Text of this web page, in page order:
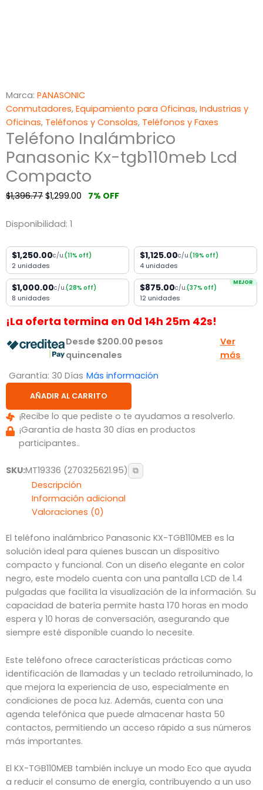
Marca: PANASONIC
Conmutadores, Equipamiento para Oficinas, Industrias y
Oficinas, Teléfonos y Consolas, Teléfonos y Faxes
Teléfono Inalámbrico
Panasonic Kx-tgb110meb Lcd
Compacto
$1,396.77 $1,299.00 7% OFF
Disponibilidad: 1
$1,250.00c/u.(11% off)
2 unidades
$1,125.00c/u.(19% off)
4 unidades
$1,000.00c/u.(28% off)
8 unidades
MEJOR
$875.00c/u.(37% off)
12 unidades
¡La oferta termina en 0d 14h 25m 42s!
Desde $200.00 pesos
quincenales
Ver
más
Garantía: 30 Días Más información
AÑADIR AL CARRITO
¡Recibe lo que pediste o te ayudamos a resolverlo.
¡Garantía de hasta 30 días en productos
participantes..
SKU:MT19336 (270325621.95) ⧉
Descripción
Información adicional
Valoraciones (0)
El teléfono inalámbrico Panasonic KX-TGB110MEB es la
solución ideal para quienes buscan un dispositivo
compacto y funcional. Con un diseño elegante en color
negro, este modelo cuenta con una pantalla LCD de 1.4
pulgadas que facilita la visualización de la información. Su
capacidad de batería permite hasta 170 horas en modo
espera y 10 horas de conversación, asegurando que
siempre esté disponible cuando lo necesite.
Este teléfono ofrece características prácticas como
identificación de llamadas y un teclado retroiluminado, lo
que mejora la experiencia de uso, especialmente en
condiciones de poca luz. Además, cuenta con una
agenda telefónica que puede almacenar hasta 50
contactos, permitiendo un acceso rápido a sus números
más importantes.
El KX-TGB110MEB también incluye un modo Eco que ayuda
a reducir el consumo de energía, contribuyendo a un uso